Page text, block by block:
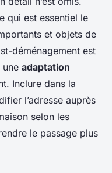
qui est essentiel le
et objets de
déménagement est
adaptation
Inclure dans la
l’adresse auprès
selon les
le passage plus